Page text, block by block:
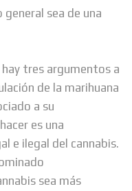
sea de una
tres argumentos a
de la marihuana
a su
es una
e ilegal del cannabis.
sea más